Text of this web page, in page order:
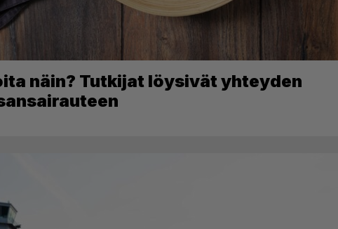
näin? Tutkijat löysivät yhteyden